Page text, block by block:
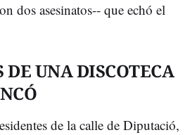
dos asesinatos-- que echó el
DE UNA DISCOTECA
de la calle de Diputació,